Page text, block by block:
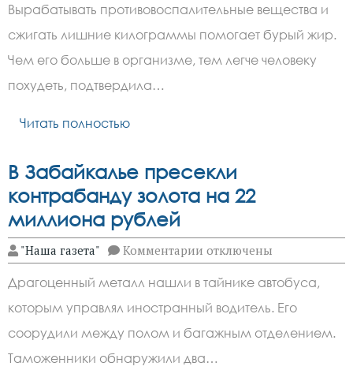
живот
в
пять
раз
быстрее:
Вырабатывать противовоспалительные вещества и
сжигать лишние килограммы помогает бурый жир.
Чем его больше в организме, тем легче человеку
похудеть, подтвердила…
Читать полностью
В Забайкалье пресекли
контрабанду золота на 22
миллиона рублей
"Наша газета" Комментарии к
записи
Забайкалье
пресекли
контрабанду
золота
на
22
отключены
Драгоценный металл нашли в тайнике автобуса,
которым управлял иностранный водитель. Его
соорудили между полом и багажным отделением.
Таможенники обнаружили два…